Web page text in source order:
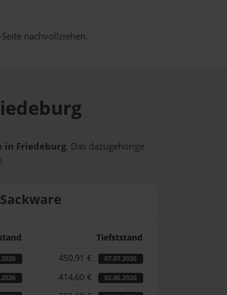
nachvollziehen.
in Friedeburg. Das dazugehörige
Tiefststand
450,91 € 07.07.2026
414,60 € 02.06.2026